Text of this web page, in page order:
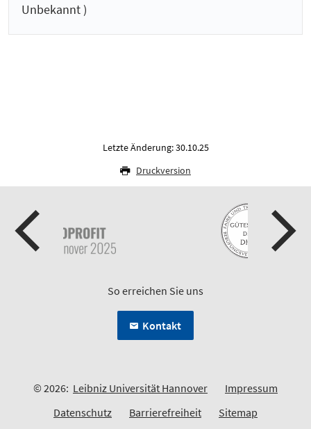
Unbekannt )
Letzte Änderung: 30.10.25
Druckversion
So erreichen Sie uns
Kontakt
© 2026: Leibniz Universität Hannover
Impressum
Datenschutz
Barrierefreiheit Sitemap